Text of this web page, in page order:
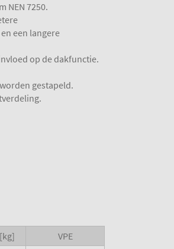
NEN 7250.
een langere
op de dakfunctie.
gestapeld.
VPE